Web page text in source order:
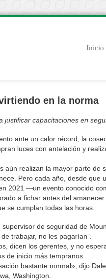
Inicio
en la norma
justificar capacitaciones en
ante un calor récord, la
luces con antelación y
aún realizan la mayor parte de
Pero cada año, desde que
2021 —un evento conocido
a fichar antes del amanecer
se cumplan todas las horas.
supervisor de seguridad de
trabajar, no les pagarían”.
dicen los gerentes, y no
de inicio más tempranos.
bastante normal», dijo Dale
Washington.